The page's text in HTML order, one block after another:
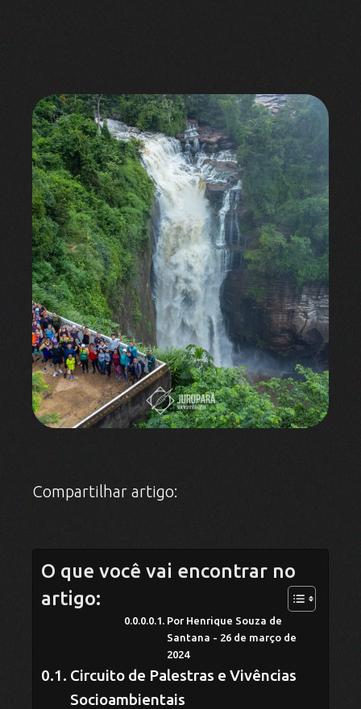
Compartilhar artigo:
O que você vai encontrar no
artigo:
Por Henrique Souza de
Santana - 26 de março de
2024
Circuito de Palestras e Vivências
Socioambientais